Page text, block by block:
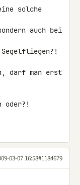
solche
auch bei
darf man erst
oder?!
03-07 16:58#1184679